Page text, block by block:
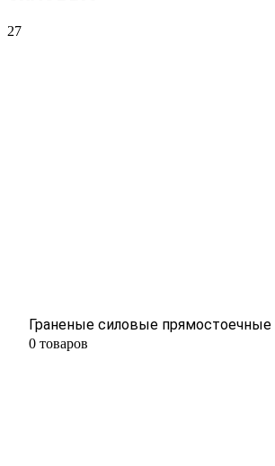
27
Граненые силовые
0 товаров